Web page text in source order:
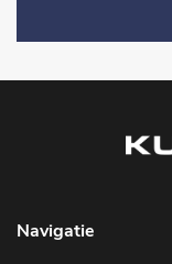
Navigatie